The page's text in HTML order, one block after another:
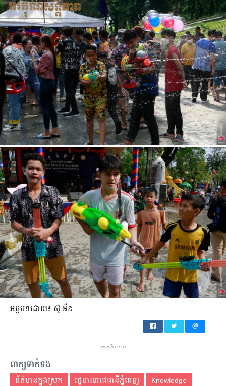
អត្ថបទដោយ៖ ស៊ូ អីន
ពាណិជ្ជកម្ម
ពាក្យទាក់ទង
ព័ត៌មានក្នុងស្រុក រដ្ឋបាលរាជធានីភ្នំពេញ Knowledge